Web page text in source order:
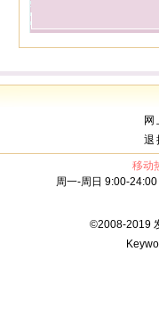
退
移动
周一-周日 9:00-24:00
©2008-2019